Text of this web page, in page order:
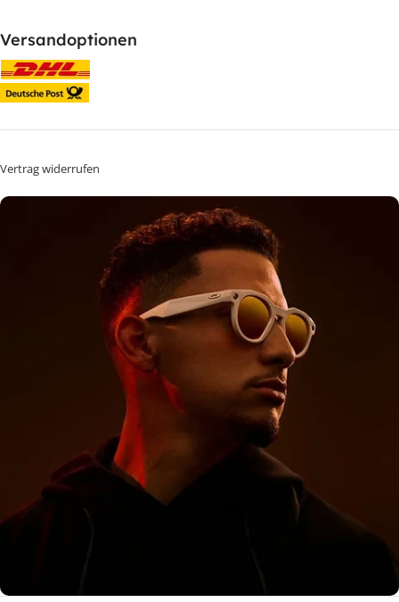
Versandoptionen
Vertrag widerrufen